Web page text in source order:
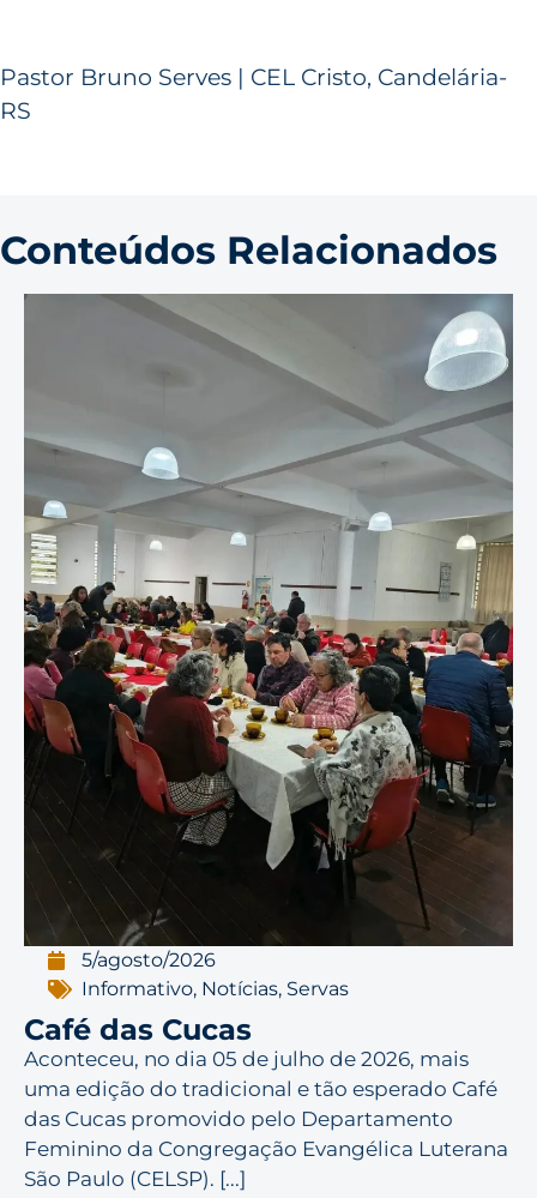
Pastor Bruno Serves | CEL Cristo, Candelária-
RS
Conteúdos Relacionados
5/agosto/2026
Informativo, Notícias, Servas
Café das Cucas
Aconteceu, no dia 05 de julho de 2026, mais
uma edição do tradicional e tão esperado Café
das Cucas promovido pelo Departamento
Feminino da Congregação Evangélica Luterana
São Paulo (CELSP). [...]